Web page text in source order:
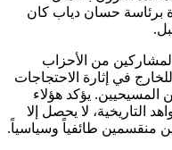
برئاسة حسان دياب كان
من الأحزاب
في إثارة الاحتجاجات
المسيحيين. يؤكد هؤلاء
التاريخية، لا يحصل إلا
منقسمين طائفياً وسياسياً.